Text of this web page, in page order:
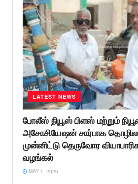
LATEST NEWS
போலீஸ் நியூஸ் பிளஸ் மற்றும்
அசோசியேஷன் சார்பாக
முன்னிட்டு தெருவோர
வழங்கல்
MAY 1, 2026